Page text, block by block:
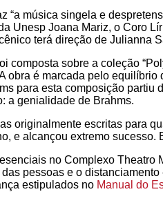
“a música singela e
Unesp Joana Mariz, o Coro
terá direção de Julianna
composta sobre a coleção
obra é marcada pelo
para esta composição
a genialidade de Brahms.
originalmente escritas para
e alcançou extremo
no Complexo Theatro
pessoas e o
estipulados no Manual do